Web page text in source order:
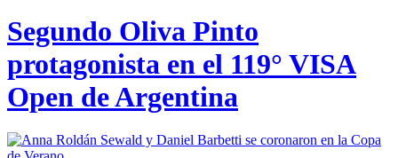
Segundo Oliva Pinto
protagonista en el 119° VISA
Open de Argentina